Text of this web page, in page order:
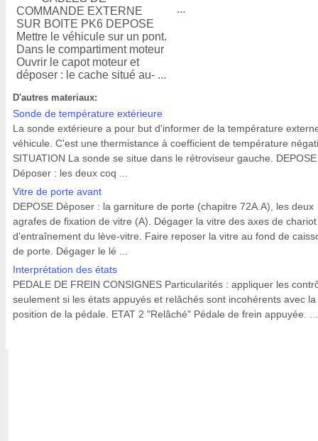
COMMANDE EXTERNE
SUR BOITE PK6 DEPOSE
Mettre le véhicule sur un pont.
Dans le compartiment moteur
Ouvrir le capot moteur et
déposer : le cache situé au- ...
...
D'autres materiaux:
Sonde de température extérieure
La sonde extérieure a pour but d'informer de la température
véhicule. C'est une thermistance à coefficient de température
SITUATION La sonde se situe dans le rétroviseur gauche. DEPOSE
Déposer : les deux coq ...
Vitre de porte avant
DEPOSE Déposer : la garniture de porte (chapitre 72A.A), les deux
agrafes de fixation de vitre (A). Dégager la vitre des axes de chariot
d'entraînement du lève-vitre. Faire reposer la vitre au fond de
de porte. Dégager le lé ...
Interprétation des états
PEDALE DE FREIN CONSIGNES Particularités : appliquer les
seulement si les états appuyés et relâchés sont incohérents avec la
position de la pédale. ETAT 2 "Relâché" Pédale de frein appuyée. ...